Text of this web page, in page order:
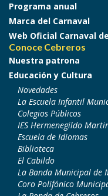
Programa anual
Marca del Carnaval
Web Oficial Carnaval
Conoce Cebreros
Nuestra patrona
Educación y Cultura
Novedades
La Escuela Infantil
Colegios Públicos
IES Hermenegildo
Escuela de Idiomas
Biblioteca
El Cabildo
La Banda Municipal de
Coro Polifónico